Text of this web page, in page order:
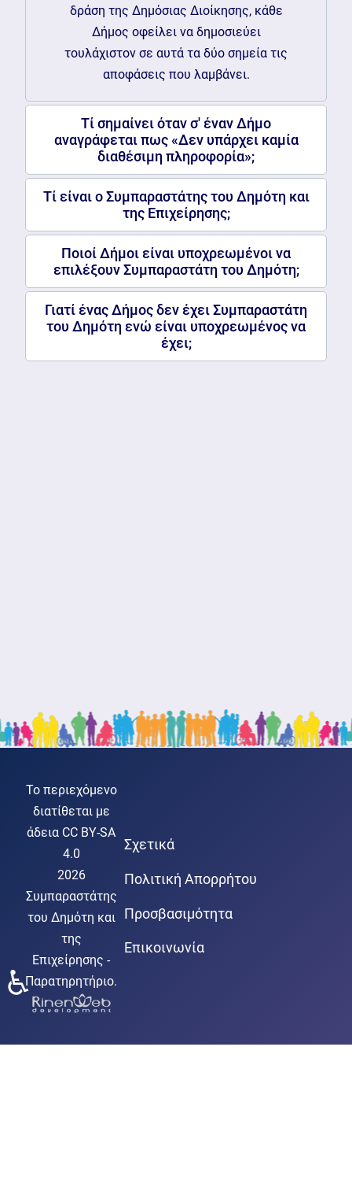
δράση της Δημόσιας Διοίκησης, κάθε
Δήμος οφείλει να δημοσιεύει
τουλάχιστον σε αυτά τα δύο σημεία τις
αποφάσεις που λαμβάνει.
Τί σημαίνει όταν σ' έναν Δήμο
αναγράφεται πως «Δεν υπάρχει καμία
διαθέσιμη πληροφορία»;
Τί είναι ο Συμπαραστάτης του Δημότη και
της Επιχείρησης;
Ποιοί Δήμοι είναι υποχρεωμένοι να
επιλέξουν Συμπαραστάτη του Δημότη;
Γιατί ένας Δήμος δεν έχει Συμπαραστάτη
του Δημότη ενώ είναι υποχρεωμένος να
έχει;
Το περιεχόμενο
διατίθεται με
άδεια CC BY-SA
4.0
2026
Συμπαραστάτης
του Δημότη και
της
Επιχείρησης -
Παρατηρητήριο.
Σχετικά
Πολιτική Απορρήτου
Προσβασιμότητα
Επικοινωνία